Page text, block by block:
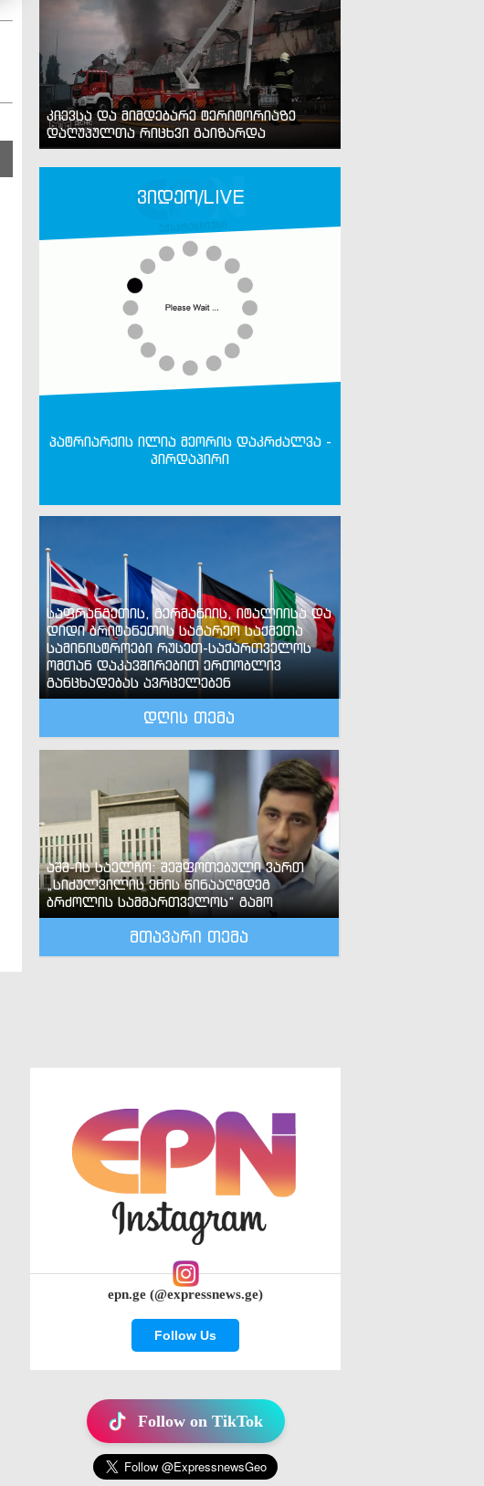
კიევსა და მიმდებარე ტერიტორიაზე
დაღუპულთა რიცხვი გაიზარდა
ვიდეო/LIVE
პატრიარქის ილია მეორის დაკრძალვა -
პირდაპირი
საფრანგეთის, გერმანიის, იტალიისა და
დიდი ბრიტანეთის საგარეო საქმეთა
სამინისტროები რუსეთ-საქართველოს
ომთან დაკავშირებით ერთობლივ
განცხადებას ავრცელებენ
დღის თემა
აშშ-ის საელჩო: შეშფოთებული ვართ
„სიძულვილის ენის წინააღმდეგ
ბრძოლის სამმართველოს“ გამო
მთავარი თემა
epn.ge (@expressnews.ge)
Follow Us
Follow on TikTok